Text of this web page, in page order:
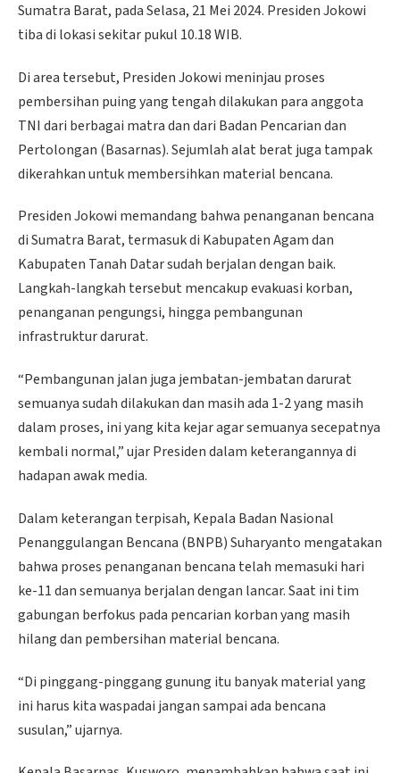
Sumatra Barat, pada Selasa, 21 Mei 2024. Presiden Jokowi
tiba di lokasi sekitar pukul 10.18 WIB.
Di area tersebut, Presiden Jokowi meninjau proses
pembersihan puing yang tengah dilakukan para anggota
TNI dari berbagai matra dan dari Badan Pencarian dan
Pertolongan (Basarnas). Sejumlah alat berat juga tampak
dikerahkan untuk membersihkan material bencana.
Presiden Jokowi memandang bahwa penanganan bencana
di Sumatra Barat, termasuk di Kabupaten Agam dan
Kabupaten Tanah Datar sudah berjalan dengan baik.
Langkah-langkah tersebut mencakup evakuasi korban,
penanganan pengungsi, hingga pembangunan
infrastruktur darurat.
“Pembangunan jalan juga jembatan-jembatan darurat
semuanya sudah dilakukan dan masih ada 1-2 yang masih
dalam proses, ini yang kita kejar agar semuanya secepatnya
kembali normal,” ujar Presiden dalam keterangannya di
hadapan awak media.
Dalam keterangan terpisah, Kepala Badan Nasional
Penanggulangan Bencana (BNPB) Suharyanto mengatakan
bahwa proses penanganan bencana telah memasuki hari
ke-11 dan semuanya berjalan dengan lancar. Saat ini tim
gabungan berfokus pada pencarian korban yang masih
hilang dan pembersihan material bencana.
“Di pinggang-pinggang gunung itu banyak material yang
ini harus kita waspadai jangan sampai ada bencana
susulan,” ujarnya.